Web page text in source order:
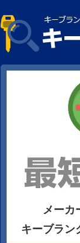
メーカ
キーブラン